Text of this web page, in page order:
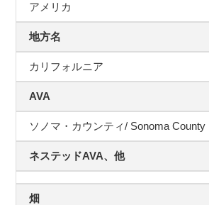
アメリカ
地方名
カリフォルニア
AVA
ソノマ・カウンティ/ Sonoma County
ネステッドAVA、他
畑